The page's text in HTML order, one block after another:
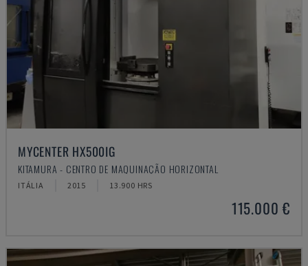
MYCENTER HX500IG
KITAMURA - CENTRO DE MAQUINAÇÃO HORIZONTAL
ITÁLIA 2015 13.900 HRS
115.000 €